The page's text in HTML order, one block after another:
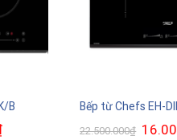
B
Giá
Bếp từ Chefs EH-
22.500.000₫ Giá